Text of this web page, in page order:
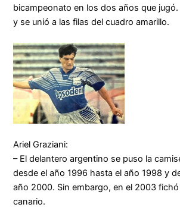
bicampeonato en los dos años que
y se unió a las filas del cuadro amarillo.
Ariel Graziani:
– El delantero argentino se puso la
desde el año 1996 hasta el año 1998 y
año 2000. Sin embargo, en el 2003
canario.